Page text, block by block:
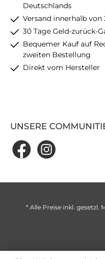
Deutschlands
Versand innerhalb von
30 Tage Geld-zurück-
Bequemer Kauf auf
zweiten Bestellung
Direkt vom Hersteller
UNSERE
* Alle Preise inkl. gesetzl.